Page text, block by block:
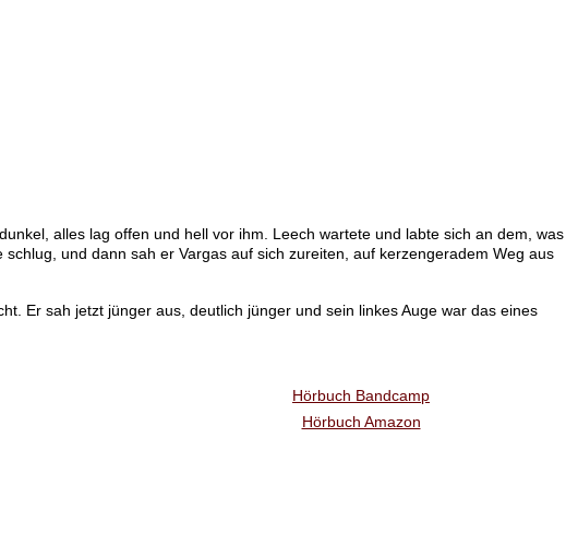
alles lag offen und hell vor ihm. Leech wartete und labte sich an dem, was
und dann sah er Vargas auf sich zureiten, auf kerzengeradem Weg aus
Er sah jetzt jünger aus, deutlich jünger und sein linkes Auge war das eines
Hörbuch Bandcamp
Hörbuch Amazon